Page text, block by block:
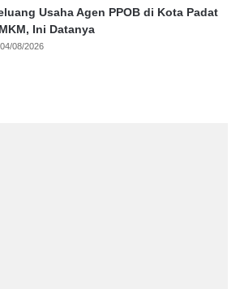
Usaha Agen PPOB di Kota Padat
Ini Datanya
04/08/2026